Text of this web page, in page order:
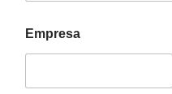
Empresa